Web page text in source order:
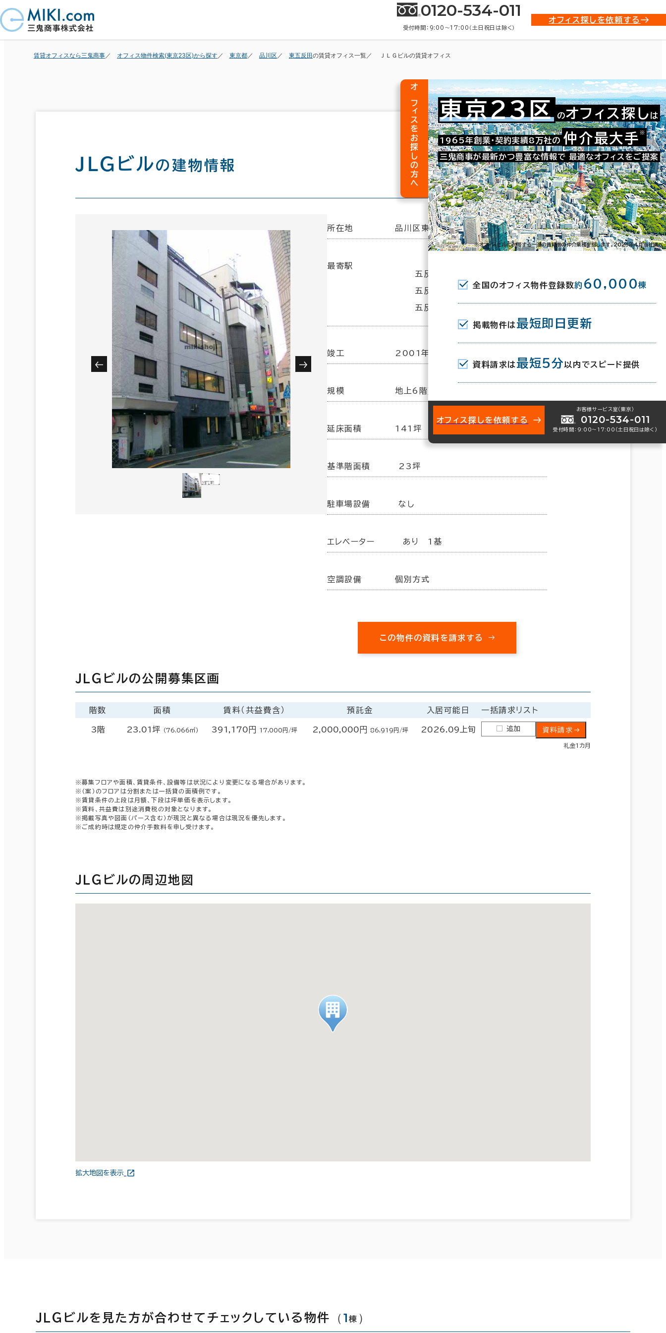
0120-534-011
受付時間：9:00〜17:00（土日祝日は除く）
オフィス探しを依頼する
賃貸オフィスなら三鬼商事 オフィス物件検索(東京23区)から探す 東京都 品川区 東五反田の賃貸オフィス一覧 ＪＬＧビルの賃貸オフィス
ＪＬＧビルの建物情報
お問い合わせ番号：021-24914
所在地 品川区東五反田1-19-7
最寄駅
五反田駅(都営浅草線) A6口 3分
五反田駅(東急池上線) 5分
五反田駅(JR) 東口 5分
竣工 2001年 5月
規模 地上6階建
延床面積 141坪
基準階面積 23坪
駐車場設備 なし
エレベーター あり 1基
空調設備 個別方式
この物件の資料を請求する
ＪＬＧビルの公開募集区画
階数 面積 賃料（共益費含） 預託金 入居可能日 一括請求リスト
3階 23.01坪 （76.066㎡） 391,170円 17,000円/坪 2,000,000円 86,919円/坪 2026.09上旬 追加 資料請求
礼金1カ月
※募集フロアや面積、賃貸条件、設備等は状況により変更になる場合があります。
※（案）のフロアは分割または一括貸の面積例です。
※賃貸条件の上段は月額、下段は坪単価を表示します。
※賃料、共益費は別途消費税の対象となります。
※掲載写真や図面（パース含む）が現況と異なる場合は現況を優先します。
※ご成約時は規定の仲介手数料を申し受けます。
ＪＬＧビルの周辺地図
拡大地図を表示
ＪＬＧビルを見た方が合わせてチェックしている物件 （1棟 ）
オフィスをお探しの方へ 東京23区 のオフィス探し は
1965年創業・契約実績8万社の 仲介最大手 ※
三鬼商事が最新かつ豊富な情報で 最適なオフィスをご提案
※オフィスビルに付帯する一連の賃貸借の仲介業務を指します。2023年4月当社調べ
全国のオフィス物件登録数約 60,000棟
掲載物件は 最短即日更新
資料請求は 最短5分 以内でスピード提供
オフィス探しを依頼する
お客様サービス室（東京）
0120-534-011
受付時間：9:00〜17:00（土日祝日は除く）